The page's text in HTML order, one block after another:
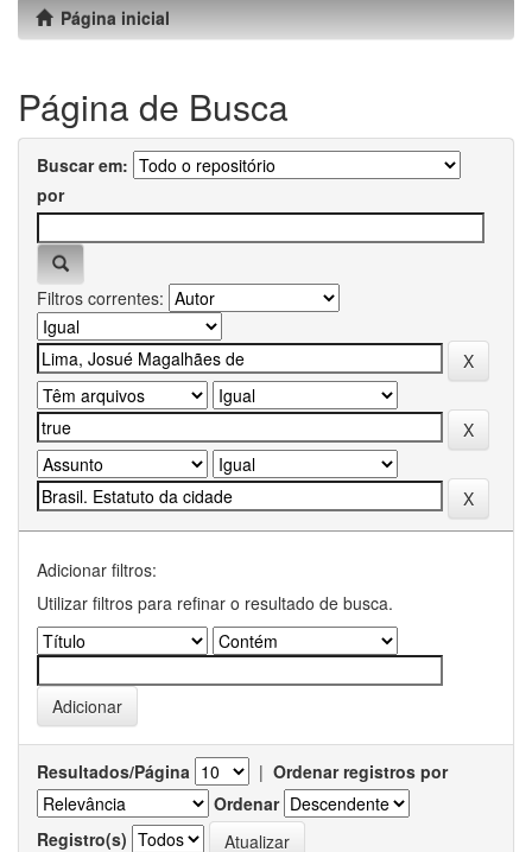
Página inicial
Página de Busca
Buscar em:
por
Filtros correntes:
Adicionar filtros:
Utilizar filtros para refinar o resultado de busca.
Resultados/Página | Ordenar registros por
Ordenar
Registro(s)